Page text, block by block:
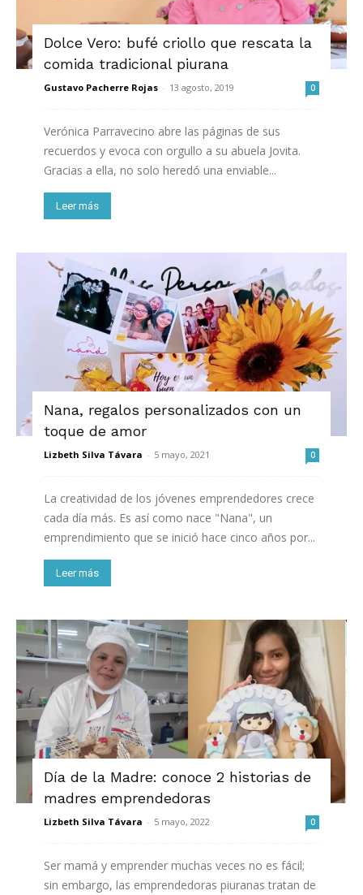
Dolce Vero: bufé criollo que rescata la
comida tradicional piurana
Gustavo Pacherre Rojas - 13 agosto, 2019 0
Verónica Parravecino abre las páginas de sus
recuerdos y evoca con orgullo a su abuela Jovita.
Gracias a ella, no solo heredó una enviable...
Leer más
Nana, regalos personalizados con un
toque de amor
Lizbeth Silva Távara - 5 mayo, 2021 0
La creatividad de los jóvenes emprendedores crece
cada día más. Es así como nace "Nana", un
emprendimiento que se inició hace cinco años por...
Leer más
Día de la Madre: conoce 2 historias de
madres emprendedoras
Lizbeth Silva Távara - 5 mayo, 2022 0
Ser mamá y emprender muchas veces no es fácil;
sin embargo, las emprendedoras piuranas tratan de